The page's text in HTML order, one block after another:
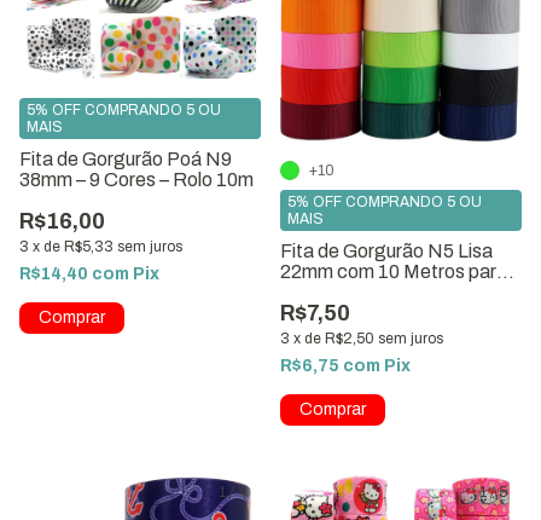
Fita de Gorgurão Poá N9
38mm – 9 Cores – Rolo 10m
R$16,00
3 x de R$5,33 sem juros
5% OFF COMPRANDO 5 OU
MAIS
R$14,40 com Pix
Comprar
Fita de Gorgurão N5 Lisa
22mm com 10 Metros para
R$7,50
3 x de R$2,50 sem juros
5% OFF COMPRANDO 5 OU
MAIS
R$6,75 com Pix
+10
Comprar
1/4 1/5